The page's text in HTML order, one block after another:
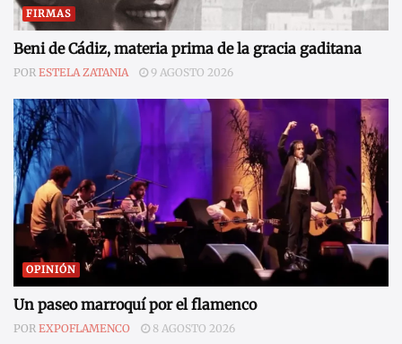
FIRMAS
Beni de Cádiz, materia prima de la gracia gaditana
POR ESTELA ZATANIA 9 AGOSTO 2026
OPINIÓN
Un paseo marroquí por el flamenco
POR EXPOFLAMENCO 8 AGOSTO 2026